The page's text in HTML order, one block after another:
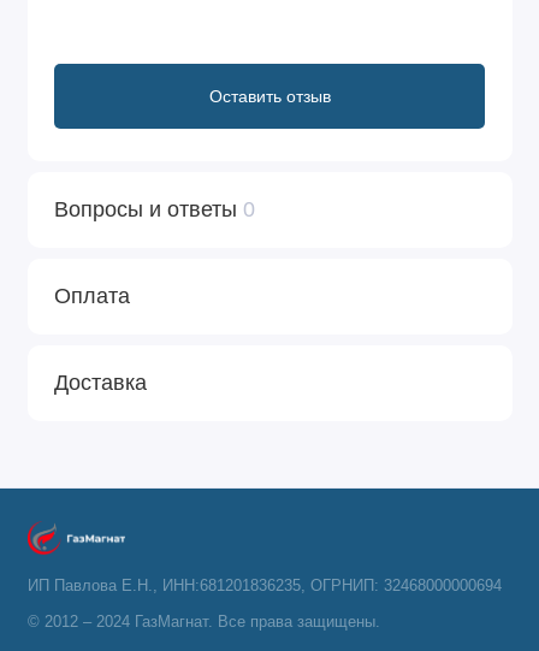
Оставить отзыв
Вопросы и ответы 0
Оплата
Доставка
ИП Павлова Е.Н., ИНН:681201836235, ОГРНИП: 32468000000694
© 2012 – 2024 ГазМагнат. Все права защищены.